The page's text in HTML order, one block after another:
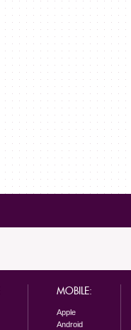
MOBILE:
Apple
Android